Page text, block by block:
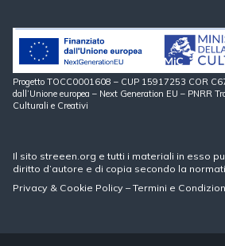
Progetto TOCC0001608 – CUP 15917253 COR
dall’Unione europea – Next Generation EU – PNRR
Culturali e Creativi
Il sito streeen.org e tutti i materiali in esso
diritto d’autore e di copia secondo la
Privacy & Cookie Policy –Termini e